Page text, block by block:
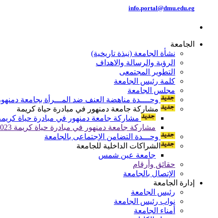
info.portal@dmu.edu.eg
الجامعة
نشأة الجامعة (نبذة تاريخية)
الرؤية والرسالة والاهداف
التطوير المجتمعى
كلمة رئيس الجامعة
مجلس الجامعة
وحــــدة مناهضة العنف ضد المـــرأة بجامعة
مشاركة جامعة دمنهور في مبادرة حياة كريمة
مشاركة جامعة دمنهور في مبادرة حياة كريمة
مشاركة جامعة دمنهور في مبادرة حياة كريمة 2023
وحـــدة التضامن الإجتماعى بالجامعة
الشراكات الداخلية للجامعة
جامعة عين شمس
حقائق وأرقام
الإتصال بالجامعة
إدارة الجامعة
رئيس الجامعة
نواب رئيس الجامعة
أمناء الجامعة